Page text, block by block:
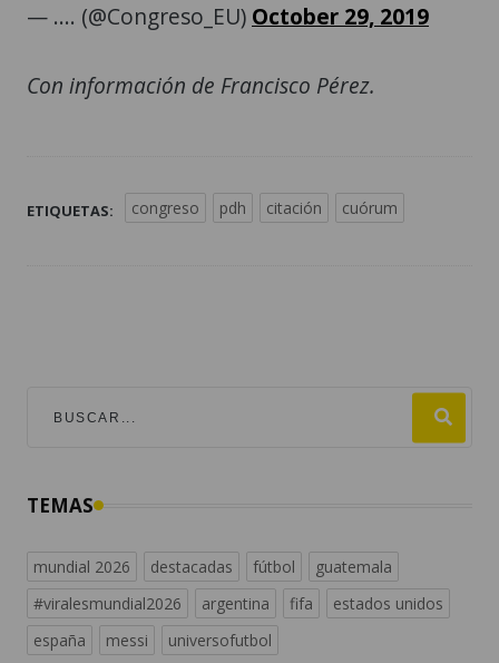
— .... (@Congreso_EU) October 29, 2019
Con información de Francisco Pérez.
ETIQUETAS: congreso pdh citación cuórum
TEMAS
mundial 2026 destacadas fútbol
guatemala
#viralesmundial2026
argentina fifa
estados unidos
españa
messi universofutbol